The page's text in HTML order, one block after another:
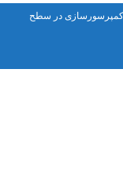
کمپرسورسازی در سطح